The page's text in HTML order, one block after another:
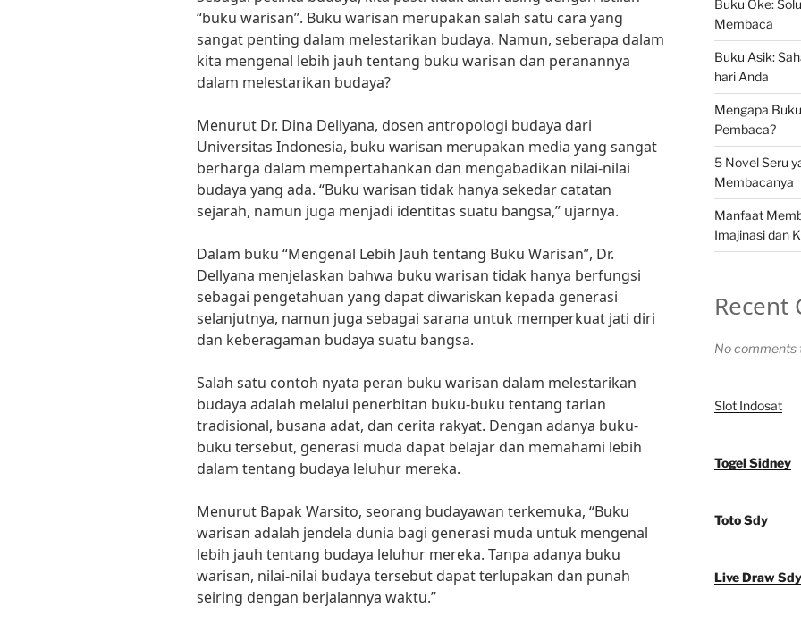
“buku warisan”. Buku warisan merupakan salah satu cara yang
sangat penting dalam melestarikan budaya. Namun, seberapa dalam
kita mengenal lebih jauh tentang buku warisan dan peranannya
dalam melestarikan budaya?
Menurut Dr. Dina Dellyana, dosen antropologi budaya dari
Universitas Indonesia, buku warisan merupakan media yang sangat
berharga dalam mempertahankan dan mengabadikan nilai-nilai
budaya yang ada. “Buku warisan tidak hanya sekedar catatan
sejarah, namun juga menjadi identitas suatu bangsa,” ujarnya.
Dalam buku “Mengenal Lebih Jauh tentang Buku Warisan”, Dr.
Dellyana menjelaskan bahwa buku warisan tidak hanya berfungsi
sebagai pengetahuan yang dapat diwariskan kepada generasi
selanjutnya, namun juga sebagai sarana untuk memperkuat jati diri
dan keberagaman budaya suatu bangsa.
Salah satu contoh nyata peran buku warisan dalam melestarikan
budaya adalah melalui penerbitan buku-buku tentang tarian
tradisional, busana adat, dan cerita rakyat. Dengan adanya buku-
buku tersebut, generasi muda dapat belajar dan memahami lebih
dalam tentang budaya leluhur mereka.
Menurut Bapak Warsito, seorang budayawan terkemuka, “Buku
warisan adalah jendela dunia bagi generasi muda untuk mengenal
lebih jauh tentang budaya leluhur mereka. Tanpa adanya buku
warisan, nilai-nilai budaya tersebut dapat terlupakan dan punah
seiring dengan berjalannya waktu.”
Buku Oke:
Membaca
Buku Asik:
hari Anda
Mengapa
Pembaca?
5 Novel Seru
Membacanya
Manfaat
Imajinasi dan
Recent
No comments
Slot Indosat
Togel Sidney
Toto Sdy
Live Draw Sdy